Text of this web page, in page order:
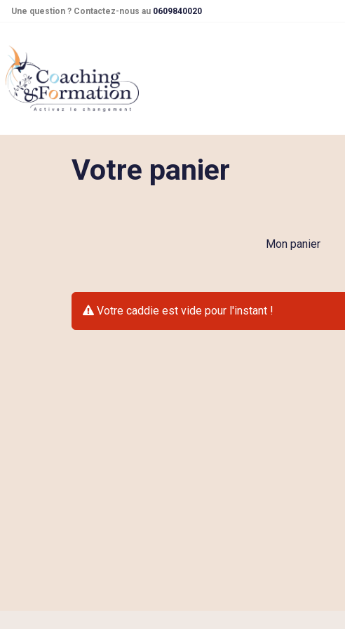
Votre panier
Mon panier
Votre caddie est vide pour l'instant !
Une question ? Contactez-nous au 0609840020